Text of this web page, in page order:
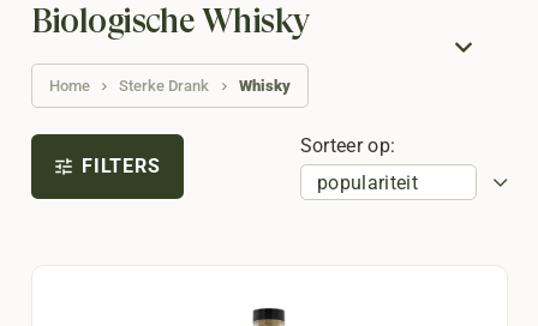
Biologische Whisky
Home Sterke Drank Whisky
tune FILTERS
Sorteer op: